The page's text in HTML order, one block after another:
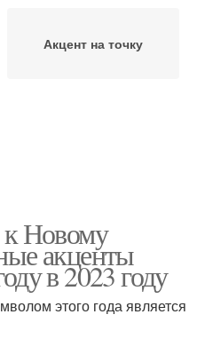
Акцент на точку
к Новому
акценты
в 2023 году
этого года является